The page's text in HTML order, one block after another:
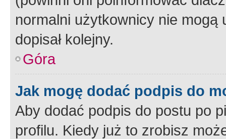
normalni użytkownicy nie
dopisał kolejny.
Góra
Jak mogę dodać podpis do
Aby dodać podpis do postu po
profilu. Kiedy już to zrobisz